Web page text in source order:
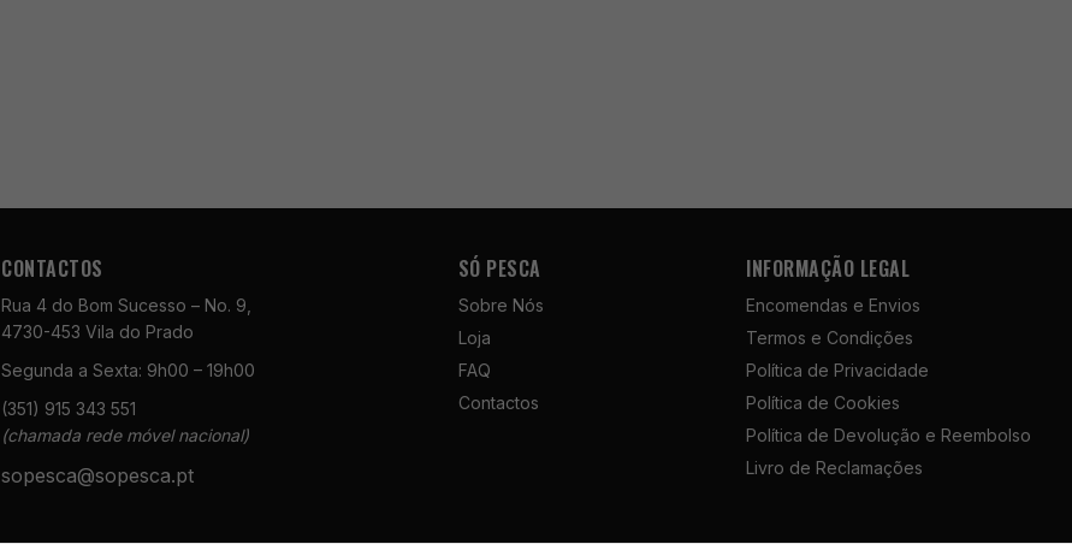
CONTACTOS
Rua 4 do Bom Sucesso – No. 9,
4730-453 Vila do Prado
Segunda a Sexta: 9h00 – 19h00
(351) 915 343 551
(chamada rede móvel nacional)
sopesca@sopesca.pt
SÓ PESCA
Sobre Nós
Loja
FAQ
Contactos
INFORMAÇÃO LEGAL
Encomendas e Envios
Termos e Condições
Política de Privacidade
Política de Cookies
Política de Devolução e Reembolso
Livro de Reclamações